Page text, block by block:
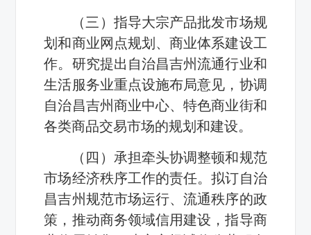
（三）指导大宗产品批发市场规
划和商业网点规划、商业体系建设工
作。研究提出自治昌吉州流通行业和
生活服务业重点设施布局意见，协调
自治昌吉州商业中心、特色商业街和
各类商品交易市场的规划和建设。
（四）承担牵头协调整顿和规范
市场经济秩序工作的责任。拟订自治
昌吉州规范市场运行、流通秩序的政
策，推动商务领域信用建设，指导商